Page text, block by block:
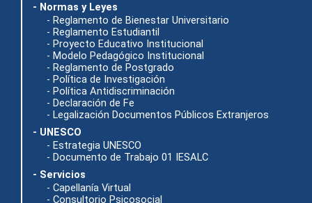
- Normas y Leyes
- Reglamento de Bienestar Universitario
- Reglamento Estudiantil
- Proyecto Educativo Institucional
- Modelo Pedagógico Institucional
- Reglamento de Postgrado
- Política de Investigación
- Política Antidiscriminación
- Declaración de Fe
- Legalización Documentos Públicos Extranjeros
- UNESCO
- Estrategia UNESCO
- Documento de Trabajo 01 IESALC
- Servicios
- Capellanía Virtual
- Consultorio Psicosocial